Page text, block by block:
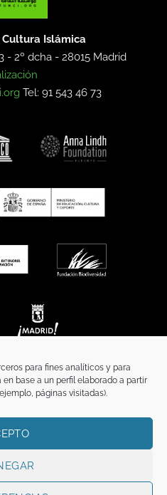
para fines analíticos y para
base a un perfil elaborado a partir
páginas visitadas).
Cultura Islámica
- 2º dcha -28015 Madrid
Tel: 91 543 46 73
CONDICIONES
titular de los derechos de propiedad